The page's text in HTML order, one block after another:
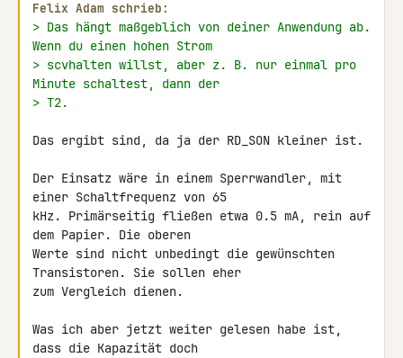
Felix Adam schrieb:
> Das hängt maßgeblich von deiner Anwendung ab.
Wenn du einen hohen Strom
> scvhalten willst, aber z. B. nur einmal pro
Minute schaltest, dann der
> T2.
Das ergibt sind, da ja der RD_SON kleiner ist.
Der Einsatz wäre in einem Sperrwandler, mit
einer Schaltfrequenz von 65
kHz. Primärseitig fließen etwa 0.5 mA, rein auf
dem Papier. Die oberen
Werte sind nicht unbedingt die gewünschten
Transistoren. Sie sollen eher
zum Vergleich dienen.
Was ich aber jetzt weiter gelesen habe ist,
dass die Kapazität doch